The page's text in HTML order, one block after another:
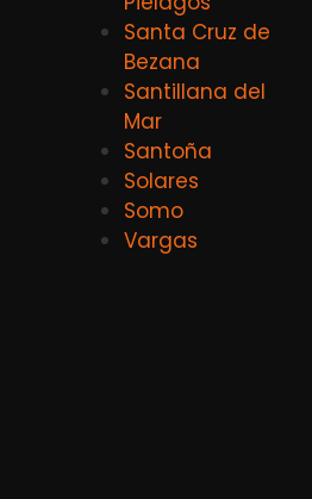
Santa Cruz de
Bezana
Santillana del
Mar
Santoña
Solares
Somo
Vargas